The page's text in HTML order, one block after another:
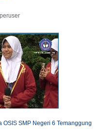
SMP Negeri 6 Temanggung